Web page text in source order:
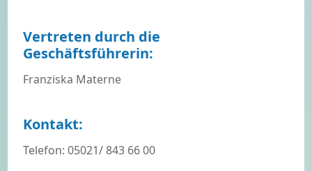
Vertreten durch die
Geschäftsführerin:
Franziska Materne
Kontakt:
Telefon: 05021/ 843 66 00